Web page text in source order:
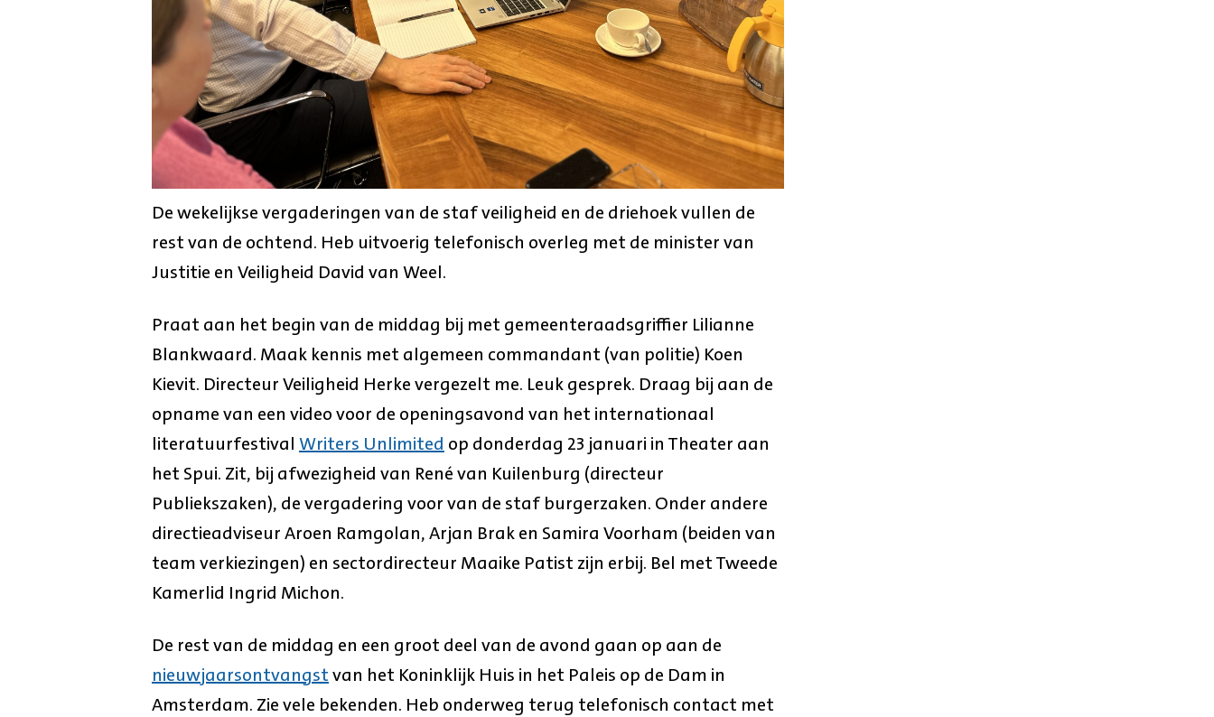
De wekelijkse vergaderingen van de staf veiligheid en de driehoek vullen de
rest van de ochtend. Heb uitvoerig telefonisch overleg met de minister van
Justitie en Veiligheid David van Weel.
Praat aan het begin van de middag bij met gemeenteraadsgriffier Lilianne
Blankwaard. Maak kennis met algemeen commandant (van politie) Koen
Kievit. Directeur Veiligheid Herke vergezelt me. Leuk gesprek. Draag bij aan de
opname van een video voor de openingsavond van het internationaal
literatuurfestival Writers Unlimited op donderdag 23 januari in Theater aan
het Spui. Zit, bij afwezigheid van René van Kuilenburg (directeur
Publiekszaken), de vergadering voor van de staf burgerzaken. Onder andere
directieadviseur Aroen Ramgolan, Arjan Brak en Samira Voorham (beiden van
team verkiezingen) en sectordirecteur Maaike Patist zijn erbij. Bel met Tweede
Kamerlid Ingrid Michon.
De rest van de middag en een groot deel van de avond gaan op aan de
nieuwjaarsontvangstvan het Koninklijk Huis in het Paleis op de Dam in
Amsterdam. Zie vele bekenden. Heb onderweg terug telefonisch contact met